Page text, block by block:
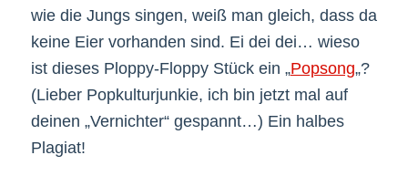
wie die Jungs singen, weiß man gleich, dass da
keine Eier vorhanden sind. Ei dei dei… wieso
ist dieses Ploppy-Floppy Stück ein „Popsong„?
(Lieber Popkulturjunkie, ich bin jetzt mal auf
deinen „Vernichter“ gespannt…) Ein halbes
Plagiat!